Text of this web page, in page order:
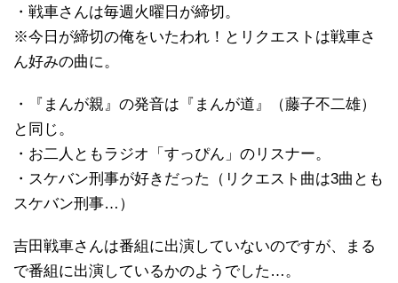
・戦車さんは毎週火曜日が締切。
※今日が締切の俺をいたわれ！とリクエストは戦車さ
ん好みの曲に。
・『まんが親』の発音は『まんが道』（藤子不二雄）
と同じ。
・お二人ともラジオ「すっぴん」のリスナー。
・スケバン刑事が好きだった（リクエスト曲は3曲とも
スケバン刑事…）
吉田戦車さんは番組に出演していないのですが、まる
で番組に出演しているかのようでした…。